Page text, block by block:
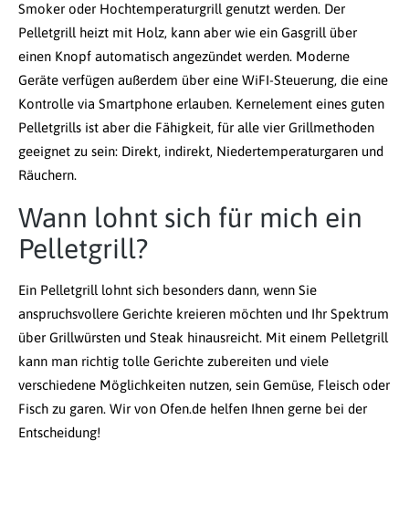
Smoker oder Hochtemperaturgrill genutzt werden. Der
Pelletgrill heizt mit Holz, kann aber wie ein Gasgrill über
einen Knopf automatisch angezündet werden. Moderne
Geräte verfügen außerdem über eine WiFI-Steuerung, die eine
Kontrolle via Smartphone erlauben. Kernelement eines guten
Pelletgrills ist aber die Fähigkeit, für alle vier Grillmethoden
geeignet zu sein: Direkt, indirekt, Niedertemperaturgaren und
Räuchern.
Wann lohnt sich für mich ein
Pelletgrill?
Ein Pelletgrill lohnt sich besonders dann, wenn Sie
anspruchsvollere Gerichte kreieren möchten und Ihr Spektrum
über Grillwürsten und Steak hinausreicht. Mit einem Pelletgrill
kann man richtig tolle Gerichte zubereiten und viele
verschiedene Möglichkeiten nutzen, sein Gemüse, Fleisch oder
Fisch zu garen. Wir von Ofen.de helfen Ihnen gerne bei der
Entscheidung!